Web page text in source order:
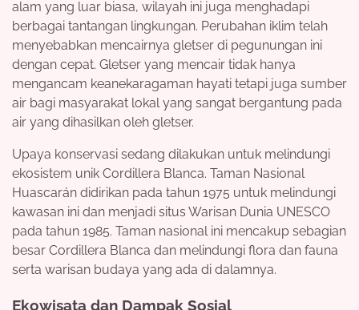
alam yang luar biasa, wilayah ini juga menghadapi
berbagai tantangan lingkungan. Perubahan iklim telah
menyebabkan mencairnya gletser di pegunungan ini
dengan cepat. Gletser yang mencair tidak hanya
mengancam keanekaragaman hayati tetapi juga sumber
air bagi masyarakat lokal yang sangat bergantung pada
air yang dihasilkan oleh gletser.
Upaya konservasi sedang dilakukan untuk melindungi
ekosistem unik Cordillera Blanca. Taman Nasional
Huascarán didirikan pada tahun 1975 untuk melindungi
kawasan ini dan menjadi situs Warisan Dunia UNESCO
pada tahun 1985. Taman nasional ini mencakup sebagian
besar Cordillera Blanca dan melindungi flora dan fauna
serta warisan budaya yang ada di dalamnya.
Ekowisata dan Dampak Sosial